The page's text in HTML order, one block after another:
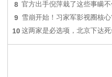
8 官方出手倪萍栽了这些事瞒不
9 雪崩开始！习家军影视圈核心
10 这两家是必选项，北京下达死